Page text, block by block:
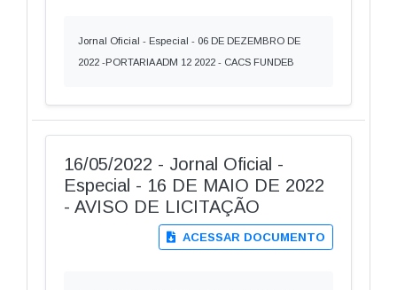
Jornal Oficial - Especial - 06 DE DEZEMBRO DE
2022 -PORTARIA ADM 12 2022 - CACS FUNDEB
16/05/2022 - Jornal Oficial -
Especial - 16 DE MAIO DE 2022
- AVISO DE LICITAÇÃO
ACESSAR DOCUMENTO